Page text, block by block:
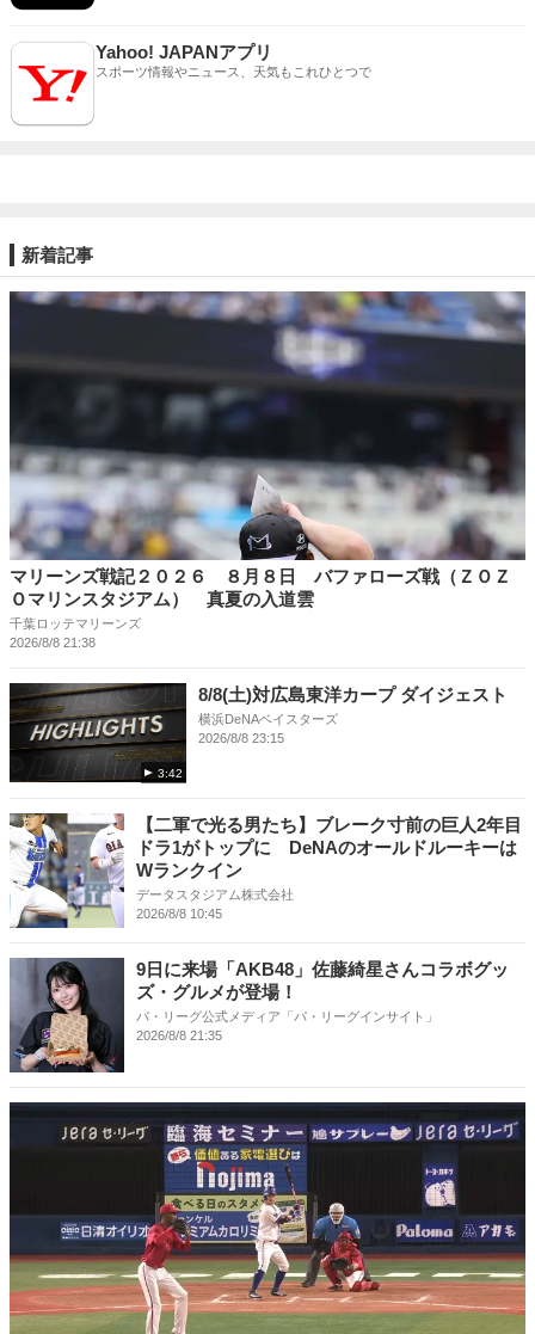
Yahoo! JAPANアプリ
スポーツ情報やニュース、天気もこれひとつで
新着記事
マリーンズ戦記２０２６ ８月８日 バファローズ戦（ＺＯＺ
Ｏマリンスタジアム） 真夏の入道雲
千葉ロッテマリーンズ
2026/8/8 21:38
3:42
8/8(土)対広島東洋カープ ダイジェスト
横浜DeNAベイスターズ
2026/8/8 23:15
【二軍で光る男たち】ブレーク寸前の巨人2年目
ドラ1がトップに DeNAのオールドルーキーは
Wランクイン
データスタジアム株式会社
2026/8/8 10:45
9日に来場「AKB48」佐藤綺星さんコラボグッ
ズ・グルメが登場！
パ・リーグ公式メディア「パ・リーグインサイト」
2026/8/8 21:35